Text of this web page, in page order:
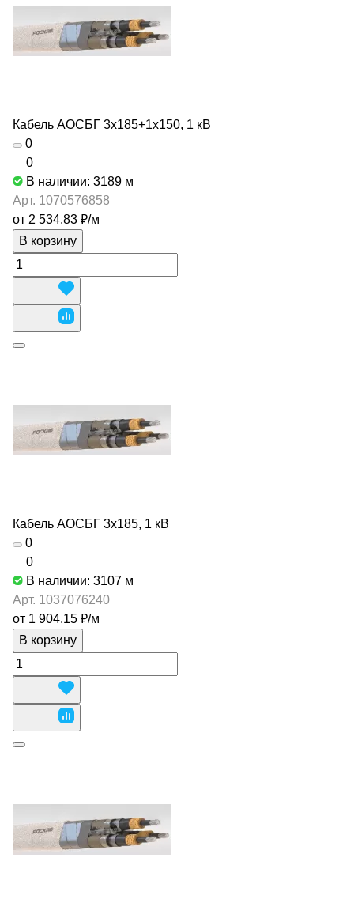
Кабель АОСБГ 3х185+1х150, 1 кВ
0
0
В наличии: 3189 м
Арт. 1070576858
от 2 534.83 ₽/м
В корзину
Кабель АОСБГ 3х185, 1 кВ
0
0
В наличии: 3107 м
Арт. 1037076240
от 1 904.15 ₽/м
В корзину